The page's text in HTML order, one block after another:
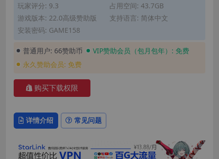
玩家评分: 9.3
占用空间: 43.7GB
游戏版本: 22.0高级赞助版
支持语言: 简体中文
安装密码: GAME158
普通用户: 66赞助币 VIP赞助会员（包月包年）: 免费
永久赞助会员: 免费
购买下载权限
详情介绍 常见问题